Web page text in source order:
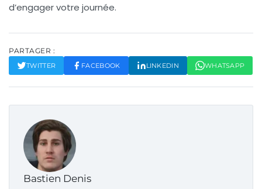
d’engager votre journée.
PARTAGER :
TWITTER FACEBOOK LINKEDIN WHATSAPP
Bastien Denis